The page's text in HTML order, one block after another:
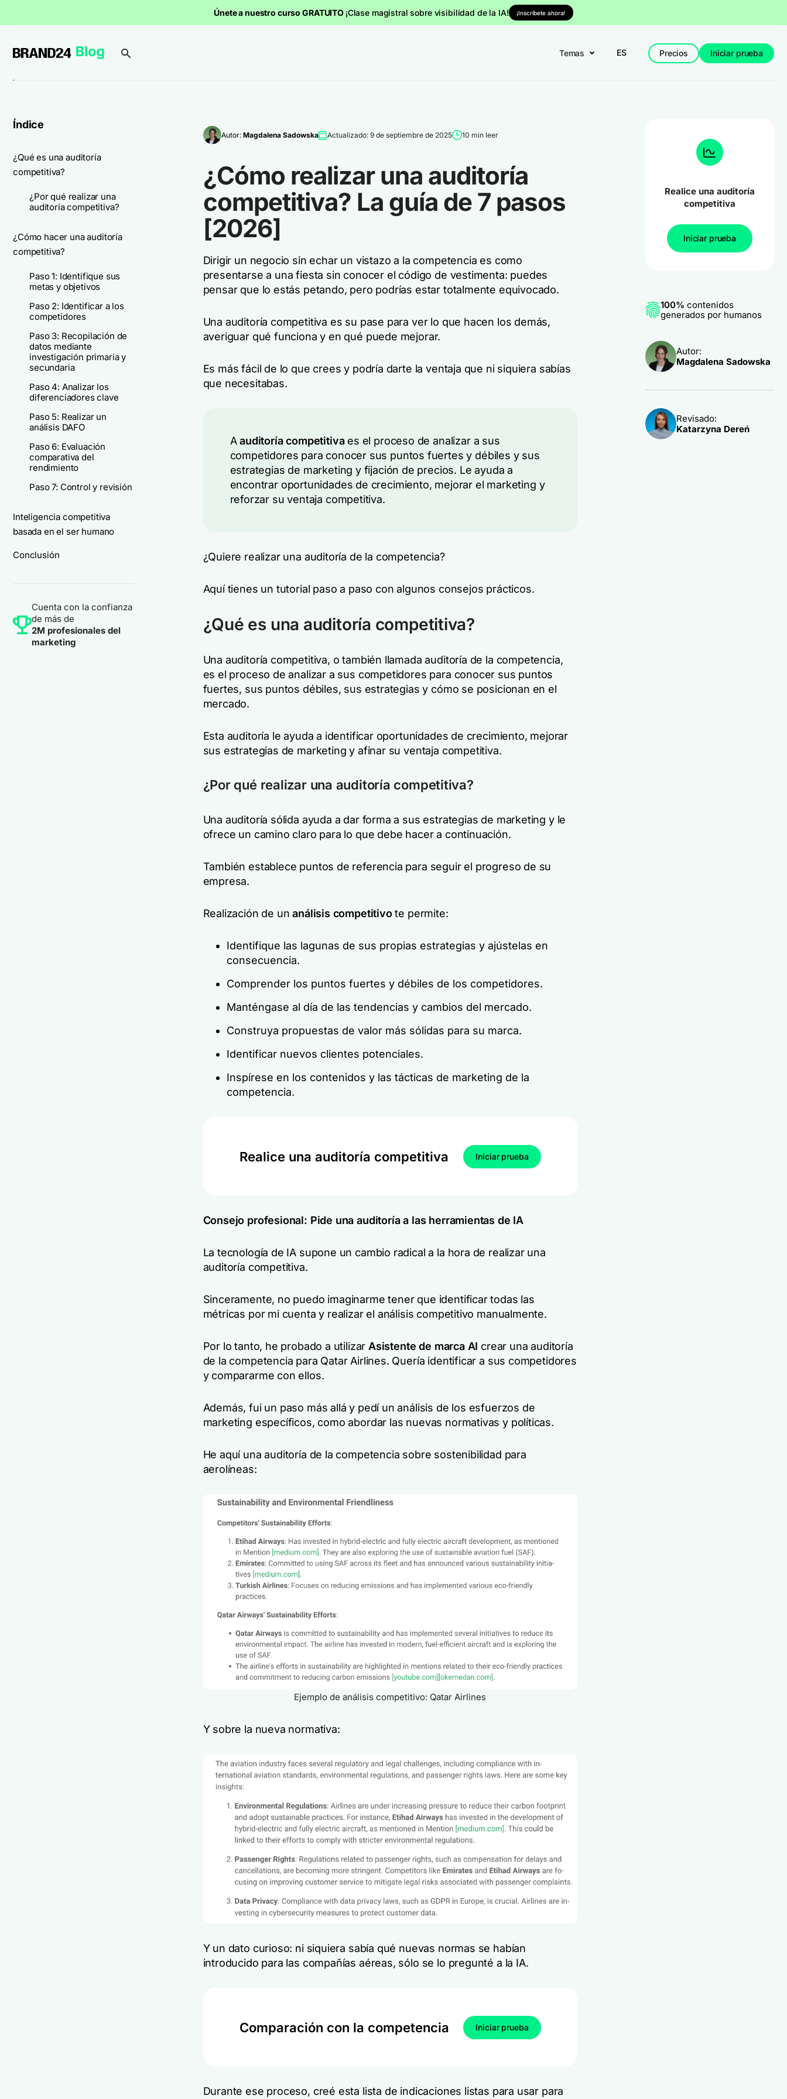
Únete a nuestro curso GRATUITO ¡Clase magistral sobre visibilidad de la IA! ¡Inscríbete ahora!
Temas ES Precios Iniciar prueba
Índice
¿Qué es una auditoría
competitiva?
¿Por qué realizar una
auditoría competitiva?
¿Cómo hacer una auditoría
competitiva?
Paso 1: Identifique sus
metas y objetivos
Paso 2: Identificar a los
competidores
Paso 3: Recopilación de
datos mediante
investigación primaria y
secundaria
Paso 4: Analizar los
diferenciadores clave
Paso 5: Realizar un
análisis DAFO
Paso 6: Evaluación
comparativa del
rendimiento
Paso 7: Control y revisión
Inteligencia competitiva
basada en el ser humano
Conclusión
Cuenta con la confianza
de más de
2M profesionales del
marketing
Autor: Magdalena Sadowska Actualizado: 9 de septiembre de 2025 10 min leer
¿Cómo realizar una auditoría
competitiva? La guía de 7 pasos
[2026]
Dirigir un negocio sin echar un vistazo a la competencia es como
presentarse a una fiesta sin conocer el código de vestimenta: puedes
pensar que lo estás petando, pero podrías estar totalmente equivocado.
Una auditoría competitiva es su pase para ver lo que hacen los demás,
averiguar qué funciona y en qué puede mejorar.
Es más fácil de lo que crees y podría darte la ventaja que ni siquiera sabías
que necesitabas.
Aauditoría competitivaes el proceso de analizar a sus
competidores para conocer sus puntos fuertes y débiles y sus
estrategias de marketing y fijación de precios. Le ayuda a
encontrar oportunidades de crecimiento, mejorar el marketing y
reforzar su ventaja competitiva.
¿Quiere realizar una auditoría de la competencia?
Aquí tienes un tutorial paso a paso con algunos consejos prácticos.
¿Qué es una auditoría competitiva?
Una auditoría competitiva, o también llamada auditoría de la competencia,
es el proceso de analizar a sus competidores para conocer sus puntos
fuertes, sus puntos débiles, sus estrategias y cómo se posicionan en el
mercado.
Esta auditoría le ayuda a identificar oportunidades de crecimiento, mejorar
sus estrategias de marketing y afinar su ventaja competitiva.
¿Por qué realizar una auditoría competitiva?
Una auditoría sólida ayuda a dar forma a sus estrategias de marketing y le
ofrece un camino claro para lo que debe hacer a continuación.
También establece puntos de referencia para seguir el progreso de su
empresa.
Realización de unanálisis competitivote permite:
Identifique las lagunas de sus propias estrategias y ajústelas en
consecuencia.
Comprender los puntos fuertes y débiles de los competidores.
Manténgase al día de las tendencias y cambios del mercado.
Construya propuestas de valor más sólidas para su marca.
Identificar nuevos clientes potenciales.
Inspírese en los contenidos y las tácticas de marketing de la
competencia.
Realice una auditoría competitiva Iniciar prueba
Consejo profesional: Pide una auditoría a las herramientas de IA
La tecnología de IA supone un cambio radical a la hora de realizar una
auditoría competitiva.
Sinceramente, no puedo imaginarme tener que identificar todas las
métricas por mi cuenta y realizar el análisis competitivo manualmente.
Por lo tanto, he probado a utilizar Asistente de marca AI crear una auditoría
de la competencia para Qatar Airlines. Quería identificar a sus competidores
y compararme con ellos.
Además, fui un paso más allá y pedí un análisis de los esfuerzos de
marketing específicos, como abordar las nuevas normativas y políticas.
He aquí una auditoría de la competencia sobre sostenibilidad para
aerolíneas:
Ejemplo de análisis competitivo: Qatar Airlines
Y sobre la nueva normativa:
Y un dato curioso: ni siquiera sabía qué nuevas normas se habían
introducido para las compañías aéreas, sólo se lo pregunté a la IA.
Comparación con la competencia Iniciar prueba
Durante ese proceso, creé esta lista de indicaciones listas para usar para
Realice una auditoría
competitiva
Iniciar prueba
100% contenidos
generados por humanos
Autor:
Magdalena Sadowska
Revisado:
Katarzyna Dereń